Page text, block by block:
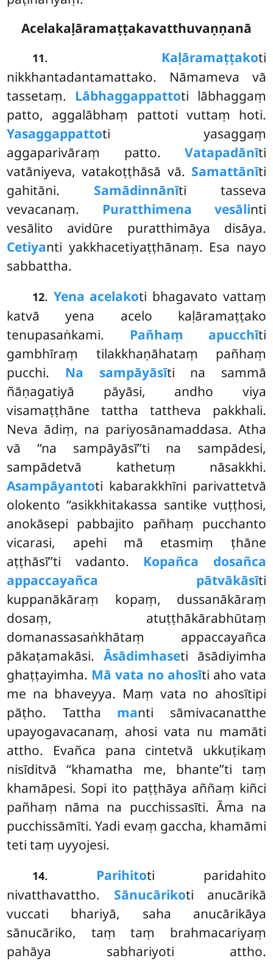
Acelakaḷāramaṭṭakavatthuvaṇṇanā
11. Kaḷāramaṭṭakoti
nikkhantadantamattako. Nāmameva vā
tassetaṃ. Lābhaggappattoti lābhaggaṃ
patto, aggalābhaṃ pattoti vuttaṃ hoti.
Yasaggappattoti yasaggaṃ
aggaparivāraṃ patto. Vatapadānīti
vatāniyeva, vatakoṭṭhāsā vā. Samattānīti
gahitāni. Samādinnānīti tasseva
vevacanaṃ. Puratthimena vesālinti
vesālito avidūre puratthimāya disāya.
Cetiyanti yakkhacetiyaṭṭhānaṃ. Esa nayo
sabbattha.
12. Yena acelakoti bhagavato vattaṃ
katvā yena acelo kaḷāramaṭṭako
tenupasaṅkami. Pañhaṃ apucchīti
gambhīraṃ tilakkhaṇāhataṃ pañhaṃ
pucchi. Na sampāyāsīti na sammā
ñāṇagatiyā pāyāsi, andho viya
visamaṭṭhāne tattha tattheva pakkhali.
Neva ādiṃ, na pariyosānamaddasa. Atha
vā ‘‘na sampāyāsī’’ti na sampādesi,
sampādetvā kathetuṃ nāsakkhi.
Asampāyantoti kabarakkhīni parivattetvā
olokento ‘‘asikkhitakassa santike vuṭṭhosi,
anokāsepi pabbajito pañhaṃ pucchanto
vicarasi, apehi mā etasmiṃ ṭhāne
aṭṭhāsī’’ti vadanto. Kopañca dosañca
appaccayañca pātvākāsīti
kuppanākāraṃ kopaṃ, dussanākāraṃ
dosaṃ, atuṭṭhākārabhūtaṃ
domanassasaṅkhātaṃ appaccayañca
pākaṭamakāsi. Āsādimhaseti āsādiyimha
ghaṭṭayimha. Mā vata no ahosīti aho vata
me na bhaveyya. Maṃ vata no ahosītipi
pāṭho. Tattha manti sāmivacanatthe
upayogavacanaṃ, ahosi vata nu mamāti
attho. Evañca pana cintetvā ukkuṭikaṃ
nisīditvā ‘‘khamatha me, bhante’’ti taṃ
khamāpesi. Sopi ito paṭṭhāya aññaṃ kiñci
pañhaṃ nāma na pucchissasīti. Āma na
pucchissāmīti. Yadi evaṃ gaccha, khamāmi
teti taṃ uyyojesi.
14. Parihitoti paridahito
nivatthavattho. Sānucārikoti anucārikā
vuccati bhariyā, saha anucārikāya
sānucāriko, taṃ taṃ brahmacariyaṃ
pahāya sabhariyoti attho.